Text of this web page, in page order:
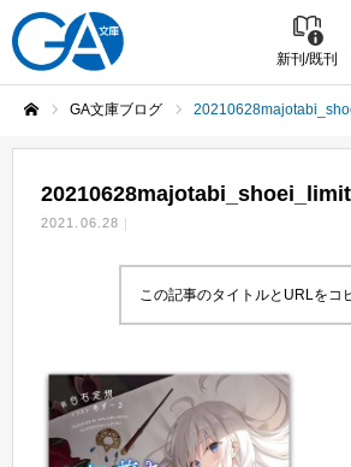
新刊/既刊
GA文庫ブログ
2021.06.28
この記事のタイトルとURLをコ